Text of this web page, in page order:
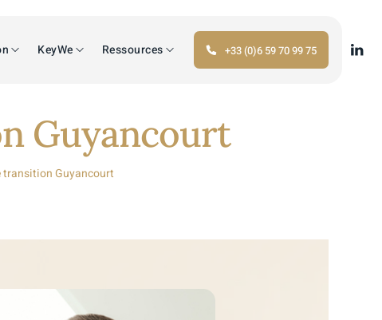
KeyWe Ressources +33 (0)6 59 70 99 75
Guyancourt
transition Guyancourt